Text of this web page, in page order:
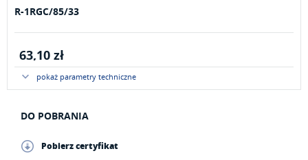
R-1RGC/85/33
63,10 zł
pokaż parametry techniczne
DO POBRANIA
Pobierz certyfikat